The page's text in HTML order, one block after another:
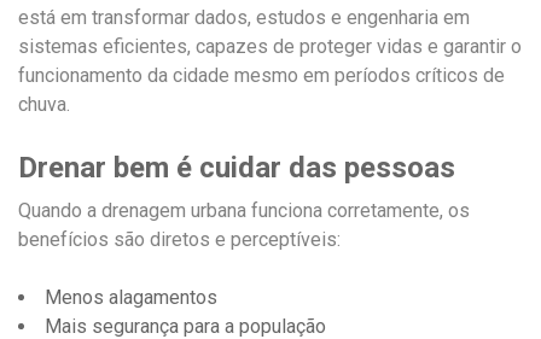
está em transformar dados, estudos e engenharia em
sistemas eficientes, capazes de proteger vidas e garantir o
funcionamento da cidade mesmo em períodos críticos de
chuva.
Drenar bem é cuidar das pessoas
Quando a drenagem urbana funciona corretamente, os
benefícios são diretos e perceptíveis:
Menos alagamentos
Mais segurança para a população